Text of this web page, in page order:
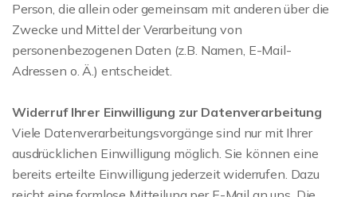
Person, die allein oder gemeinsam mit anderen über die
Zwecke und Mittel der Verarbeitung von
personenbezogenen Daten (z.B. Namen, E-Mail-
Adressen o. Ä.) entscheidet.
Widerruf Ihrer Einwilligung zur Datenverarbeitung
Viele Datenverarbeitungsvorgänge sind nur mit Ihrer
ausdrücklichen Einwilligung möglich. Sie können eine
bereits erteilte Einwilligung jederzeit widerrufen. Dazu